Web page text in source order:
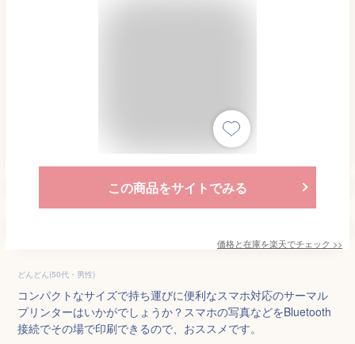
この商品をサイトでみる
価格と在庫を楽天でチェック >>
どんどん(50代・男性)
コンパクトなサイズで持ち運びに便利なスマホ対応のサーマル
プリンターはいかがでしょうか？スマホの写真などをBluetooth
接続でその場で印刷できるので、おススメです。